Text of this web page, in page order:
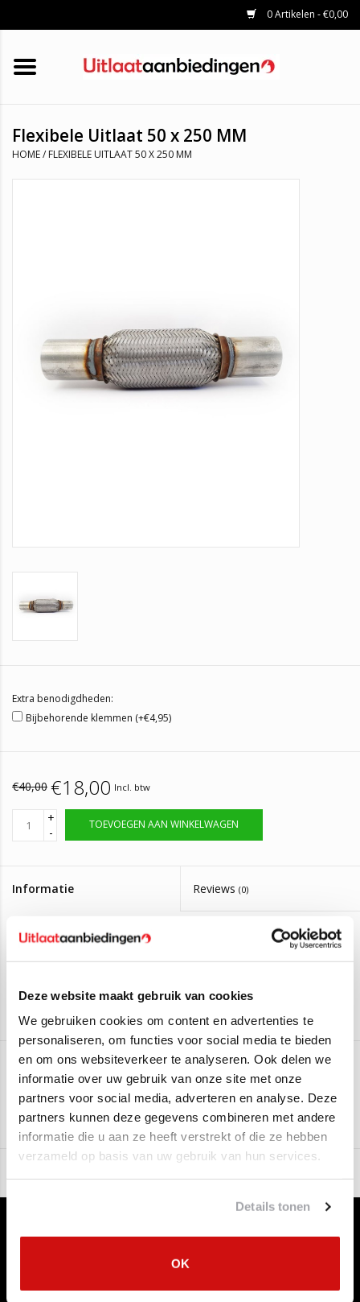
Deze website maakt gebruik van cookies
We gebruiken cookies om content en advertenties te
personaliseren, om functies voor social media te bieden
en om ons websiteverkeer te analyseren. Ook delen we
informatie over uw gebruik van onze site met onze
partners voor social media, adverteren en analyse. Deze
partners kunnen deze gegevens combineren met andere
informatie die u aan ze heeft verstrekt of die ze hebben
verzameld op basis van uw gebruik van hun services.
Details tonen
OK
0 Artikelen - €0,00
HOME
KATALYSATOREN
UNIVERSELE UITLAATDELEN
Flexibele Uitlaat 50 x 250 MM
HOME/ FLEXIBELE UITLAAT 50 X 250 MM
Extra benodigdheden:
Bijbehorende klemmen (+€4,95)
€40,00 €18,00 Incl. btw
+
-
TOEVOEGEN AAN WINKELWAGEN
Informatie Reviews (0)
Artikelnummer: 50x250
Levertijd:
Op voorraad, bestel voor 14:00 zelfde dag
Binnendiameter: 50mm
Lengte flexibel: 250mm
Totale lengte: 310mm
FA1 Automotive
Aan verlanglijst toevoegen/ Toevoegen om te vergelijken/Afdrukken